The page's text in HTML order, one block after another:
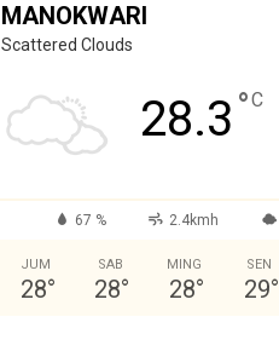
MANOKWARI
Scattered Clouds
28.3 °C
67 % 2.4kmh
JUM
28°
SAB
28°
MING
28°
SEN
29°